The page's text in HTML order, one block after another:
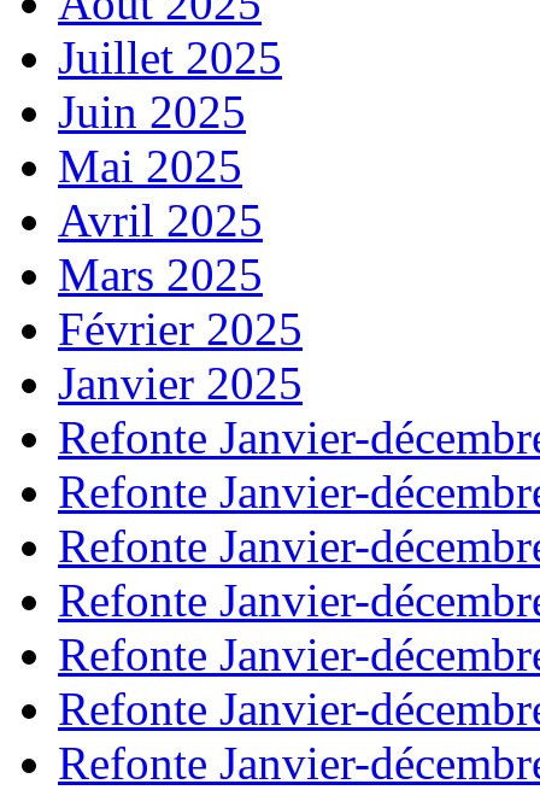
Juillet 2025
Juin 2025
Mai 2025
Avril 2025
Mars 2025
Février 2025
Janvier 2025
Refonte Janvier-
Refonte Janvier-
Refonte Janvier-
Refonte Janvier-
Refonte Janvier-
Refonte Janvier-
Refonte Janvier-